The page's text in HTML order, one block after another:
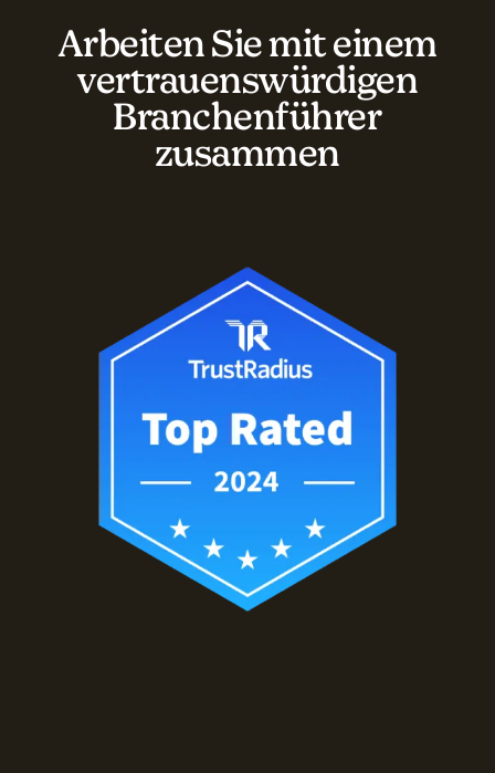
Arbeiten Sie mit einem
vertrauenswürdigen
Branchenführer
zusammen